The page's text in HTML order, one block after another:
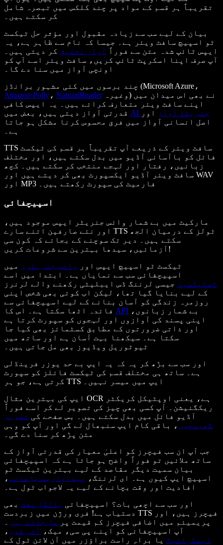
تقریباً ہر قسم کے مواد پر چند کلکس میں تبصرہ شامل
بیان کے لیے سب سے زیادہ مقبول اور مؤثر حل ٹیکسٹ
ٹو اسپیچ سافٹ ویئر ہے۔ جیسا کہ نام سے ظاہر ہے، یہ
ایپس ٹائپ شدہ متن سے فوراً آواز تخلیق کر دیتی ہیں۔
آپ صرف اپنا اسکرپٹ ٹائپ کریں، سافٹ ویئر اسے آپ کو
اونچی آواز میں سنا دے گا۔
چند برسوں میں کئی مشہور برانڈز (Microsoft Azure،
Amazon Polly ، NaturalReaderوغیرہ) نے بھی اس میدان میں
اپنے سافٹ ویئر متعارف کرائے ہیں۔ یہ ایپس کافی
AI جنریٹڈ آواز
اور
اصل انسانی آواز میں فرق محسوس کرنا مشکل ہو جاتا
TTS سافٹ ویئر کے ذریعے آپ تقریباً ہر قسم کی ٹیکسٹ
فائل کو باآسانی آڈیو میں بدل سکتے ہیں، اور مختلف
زبانیں، رفتار اور لہجے منتخب کر سکتے ہیں۔ کچھ
سافٹ ویئر آڈیو ایکسپورٹ بھی کر دیتے ہیں اور WAV
اور MP3 فارمیٹ کی سپورٹ رکھتے ہیں۔
اسپیچفائی
مارکیٹ میں بے شمار وائس جنریٹر ایپس موجود ہیں،
اور نئے صارفین اتنے سارے TTS ٹولز کے درمیان الجھ
سکتے ہیں۔ دیر تک سوچنے کے بجائے کہ کون سی
آزمائیں، سیدھا بہترین سے شروعات کریں!
ٹیکسٹ ٹو اسپیچ ایپس اور
وائس جنریٹرز
میں
اسپیچفائی سب سے نمایاں ہے۔ ابتدا میں اسے
ڈسلیکسیا جیسی لرننگ ڈس ایبلیٹی رکھنے والے لرنرز
کے لیے بنایا گیا تھا، لیکن اب کوئی بھی شخص اپنی
روزمرہ زندگی کو آسان بنانے کے لیے اسپیچفائی سے
API
اپنی پسند کی آوازوں اور لہجوں کو سپورٹ کرتا ہے
اور ذاتی ضرورتوں کے مطابق کسٹمائز بھی کیا جا
سکتا ہے۔ سیکھنا بہت آسان ہے اور ساتھ میں
ٹیوٹوریل ویڈیوز بھی مل جاتی ہیں۔
اور سب سے بڑھ کر یہ کہ یہ ایپ بے حد یوزر فرینڈلی
ہے۔ ساتھ ہی مختلف قسم کی ٹیکسٹ فائلز کو سپورٹ
کرتی ہے، جو ہر TTS ایپ میں میسر نہیں۔
ایپ کی بہترین مثال OCR ہے، یعنی اوپٹیکل کریکٹر
ریکگنیشن۔ آپ کسی بھی چیز کی تصویر لے کر اسے فوراً
آڈیو فائل میں بدل سکتے ہیں۔ بس صفحے کی تصویر
کھینچیں ، باقی کام ایپ سنبھال لے گی اور آپ کو وہی
متن پڑھ کر سنا دے گی۔
جب آپ ان سب فیچرز کو اعلیٰ معیار کی قدرتی آواز کے
ساتھ ملائیں تو فوراً واضح ہو جاتا ہے کہ اسپیچفائی
بیان سمیت دیگر مقاصد کے لیے بہترین ٹیکسٹ ٹو
اسپیچ ایپ کیوں ہے۔ ای لرننگ،
پیداواریت بڑھانے ،
افادیت اور وقت بچانے کے لیے یہ لاجواب ٹول ہے۔
اور سب سے اچھی بات؟ اسپیچفائی بالکل مفت بھی
دستیاب ہے! فری ورژن میں زبردست TTS فیچرز ہیں، اور
پریمیئم میں اضافی فیچرز کم قیمت پر
مل جاتے ہیں
آپ اسپیچفائی کو اپنے پی سی، میک،
آئی فون ،
اینڈرائیڈ
یا براہِ راست براؤزر میں آن لائن ٹول کے